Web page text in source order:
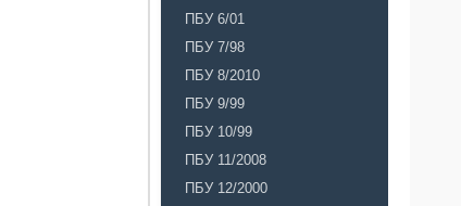
ПБУ 6/01
ПБУ 7/98
ПБУ 8/2010
ПБУ 9/99
ПБУ 10/99
ПБУ 11/2008
ПБУ 12/2000